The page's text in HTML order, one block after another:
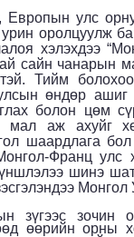
улс
оролцуулж
хэлэхдээ
сайн чанарын
Тийм
өндөр
болон цөм
мал аж ахуйг
шаардлага
Франц
шинэ
зүгээс зочин
өөрийн орны